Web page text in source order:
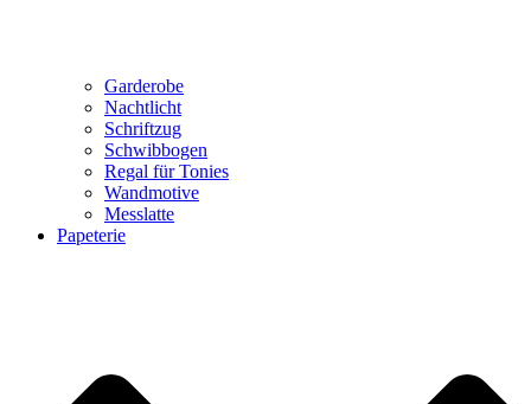
Garderobe
Nachtlicht
Schriftzug
Schwibbogen
Regal für Tonies
Wandmotive
Messlatte
Papeterie